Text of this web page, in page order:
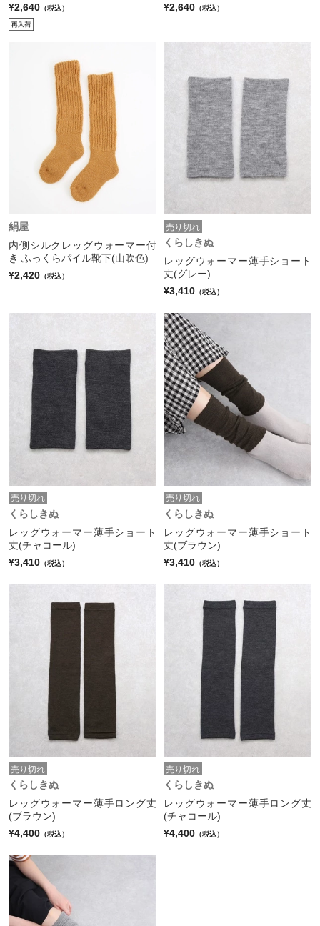
¥2,640 （税込）
¥2,640 （税込）
絹屋
内側シルクレッグウォーマー付
き ふっくらパイル靴下(山吹色)
¥2,420 （税込）
売り切れ
くらしきぬ
レッグウォーマー薄手ショート
丈(グレー)
¥3,410 （税込）
売り切れ
くらしきぬ
レッグウォーマー薄手ショート
丈(チャコール)
¥3,410 （税込）
売り切れ
くらしきぬ
レッグウォーマー薄手ショート
丈(ブラウン)
¥3,410 （税込）
売り切れ
くらしきぬ
レッグウォーマー薄手ロング丈
(ブラウン)
¥4,400 （税込）
売り切れ
くらしきぬ
レッグウォーマー薄手ロング丈
(チャコール)
¥4,400 （税込）